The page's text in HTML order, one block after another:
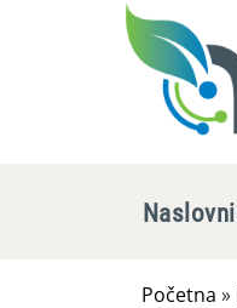
Početna »